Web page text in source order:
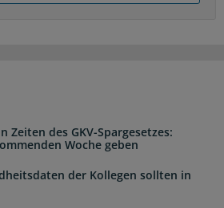
Zeiten des GKV-Spargesetzes:
Woche geben
der Kollegen sollten in